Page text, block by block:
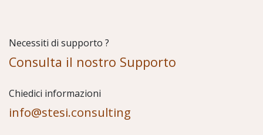
Necessiti di supporto ?
Consulta il nostro Supporto
Chiedici informazioni
info@stesi.consulting